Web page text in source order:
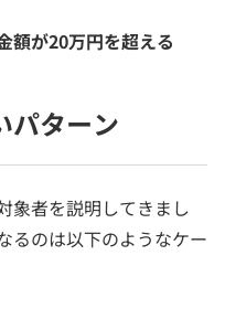
額が20万円を超える
パターン
象者を説明してきまし
るのは以下のようなケー